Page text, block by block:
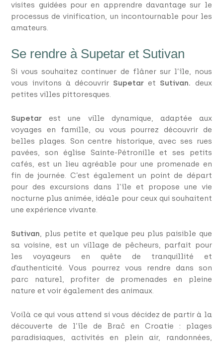
visites guidées pour en apprendre davantage sur le
processus de vinification, un incontournable pour les
amateurs.
Se rendre à Supetar et Sutivan
Si vous souhaitez continuer de flâner sur l’île, nous
vous invitons à découvrir Supetar et Sutivan. deux
petites villes pittoresques.
Supetar est une ville dynamique, adaptée aux
voyages en famille, ou vous pourrez découvrir de
belles plages. Son centre historique, avec ses rues
pavées, son église Sainte-Pétronille et ses petits
cafés, est un lieu agréable pour une promenade en
fin de journée. C’est également un point de départ
pour des excursions dans l’île et propose une vie
nocturne plus animée, idéale pour ceux qui souhaitent
une expérience vivante.
Sutivan, plus petite et quelque peu plus paisible que
sa voisine, est un village de pêcheurs, parfait pour
les voyageurs en quête de tranquillité et
d’authenticité. Vous pourrez vous rendre dans son
parc naturel, profiter de promenades en pleine
nature et voir également des animaux.
Voilà ce qui vous attend si vous décidez de partir à la
découverte de l’île de Brač en Croatie : plages
paradisiaques, activités en plein air, randonnées,